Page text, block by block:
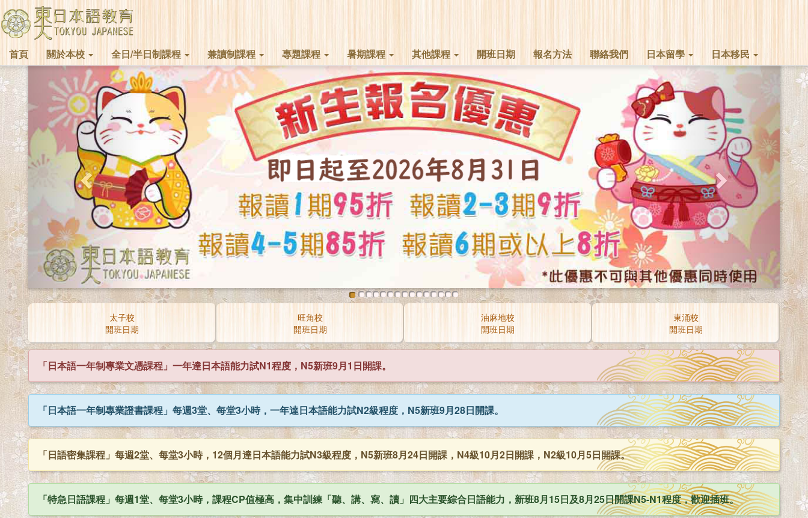
首頁 關於本校 全日/半日制課程 兼讀制課程 專題課程 暑期課程 其他課程 開班日期 報名方法 聯絡我們 日本留學 日本移民
Previous Next
太子校
開班日期
旺角校
開班日期
油麻地校
開班日期
東涌校
開班日期
「日本語一年制專業文憑課程」一年達日本語能力試N1程度，N5新班9月1日開課。
「日本語一年制專業證書課程」每週3堂、每堂3小時，一年達日本語能力試N2級程度，N5新班9月28日開課。
「日語密集課程」每週2堂、每堂3小時，12個月達日本語能力試N3級程度，N5新班8月24日開課，N4級10月2日開課，N2級10月5日開課。
「特急日語課程」每週1堂、每堂3小時，課程CP值極高，集中訓練「聽、講、寫、讀」四大主要綜合日語能力，新班8月15日及8月25日開課N5-N1程度，歡迎插班。